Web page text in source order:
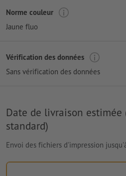
Norme couleur
Jaune fluo
Vérification des données
Sans vérification des données
Date de livraison estimée
standard)
Envoi des fichiers d'impression